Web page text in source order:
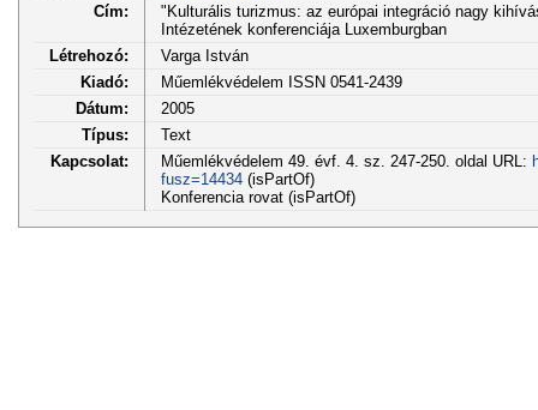
Cím:
"Kulturális turizmus: az európai integráció nagy
Intézetének konferenciája Luxemburgban
Létrehozó:
Varga István
Kiadó:
Műemlékvédelem ISSN 0541-2439
Dátum:
2005
Típus:
Text
Kapcsolat:
Műemlékvédelem 49. évf. 4. sz. 247-250. oldal URL:
fusz=14434(isPartOf)
Konferencia rovat (isPartOf)